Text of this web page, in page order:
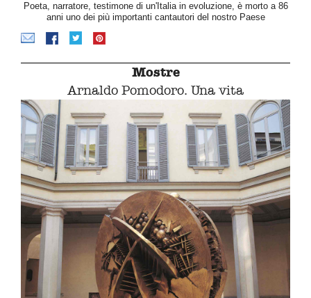
Poeta, narratore, testimone di un'Italia in evoluzione, è morto a 86
anni uno dei più importanti cantautori del nostro Paese
Mostre
Arnaldo Pomodoro. Una vita